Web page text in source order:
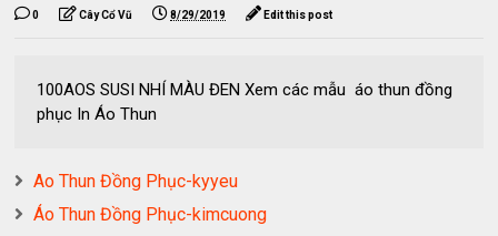
0 Cây Cổ Vũ 8/29/2019 Edit this post
100AOS SUSI NHÍ MÀU ĐEN Xem các mẫu áo thun đồng
phục In Áo Thun
Ao Thun Đồng Phục-kyyeu
Áo Thun Đồng Phục-kimcuong